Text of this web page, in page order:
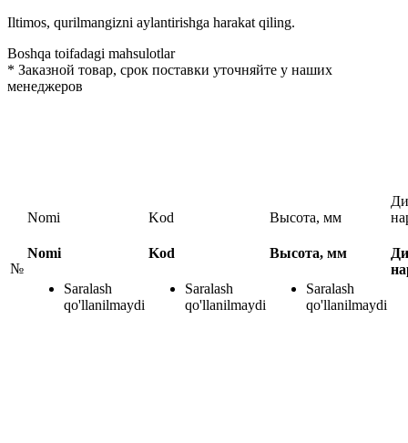
Iltimos, qurilmangizni aylantirishga harakat qiling.
Boshqa toifadagi mahsulotlar
* Заказной товар, срок поставки уточняйте у наших
менеджеров
№
Nomi
Nomi
Saralash
qo'llanilmaydi
Kod
Kod
Saralash
qo'llanilmaydi
Высота, мм
Высота, мм
Saralash
qo'llanilmaydi